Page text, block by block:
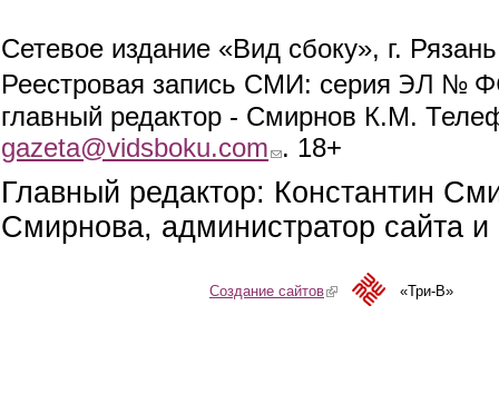
Сетевое издание «Вид сбоку», г.
Реестровая запись СМИ: серия ЭЛ №
главный редактор - Смирнов К.М.
gazeta@vidsboku.com (link sends e-mail)
. 18+
Главный редактор: Константин
Смирнова, администратор сайта
Создание сайтов(link is external)«Три-В»